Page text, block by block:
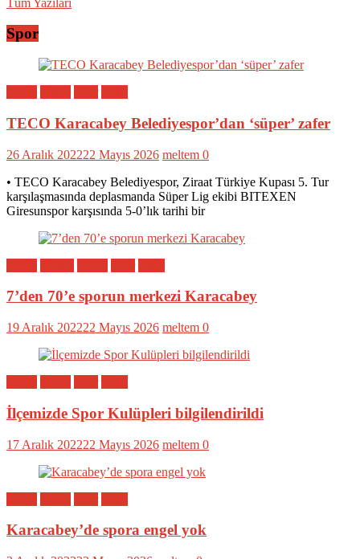
Spor
TECO Karacabey Belediyespor’dan ‘süper’ zafer
26 Aralık 202222 Mayıs 2026 meltem 0
• TECO Karacabey Belediyespor, Ziraat Türkiye Kupası 5. Tur
karşılaşmasında deplasmanda Süper Lig ekibi BITEXEN
Giresunspor karşısında 5-0’lık tarihi bir
7’den 70’e sporun merkezi Karacabey
19 Aralık 202222 Mayıs 2026 meltem 0
İlçemizde Spor Kulüpleri bilgilendirildi
17 Aralık 202222 Mayıs 2026 meltem 0
Karacabey’de spora engel yok